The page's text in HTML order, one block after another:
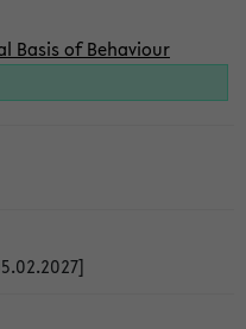
Basis of Behaviour